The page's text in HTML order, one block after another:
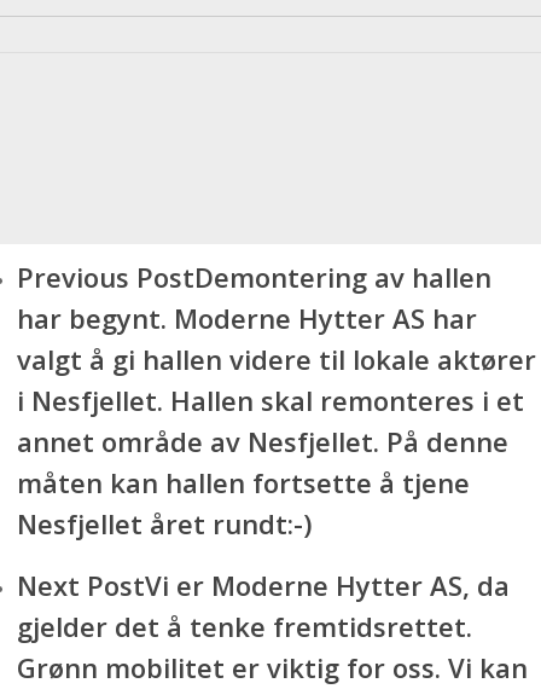
Previous PostDemontering av hallen
har begynt. Moderne Hytter AS har
valgt å gi hallen videre til lokale aktører
i Nesfjellet. Hallen skal remonteres i et
annet område av Nesfjellet. På denne
måten kan hallen fortsette å tjene
Nesfjellet året rundt:-)
Next PostVi er Moderne Hytter AS, da
gjelder det å tenke fremtidsrettet.
Grønn mobilitet er viktig for oss. Vi kan